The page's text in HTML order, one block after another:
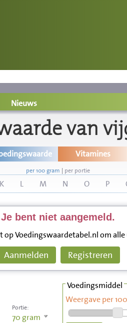
Nieuws
van
Vitamines
per 100 gram | per portie
K L M N O P
Je bent niet aangemeld.
op Voedingswaardetabel.nl om
Aanmelden Registreren
Portie:
70 gram
Voedingsmiddel
Weergave per